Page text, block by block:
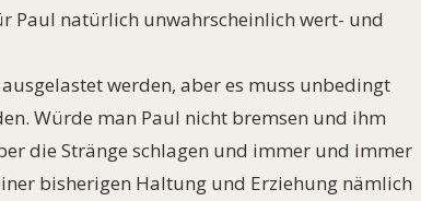
Paul natürlich unwahrscheinlich wert- und
werden, aber es muss unbedingt
Würde man Paul nicht bremsen und ihm
die Stränge schlagen und immer und immer
bisherigen Haltung und Erziehung nämlich